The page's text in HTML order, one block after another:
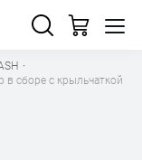
·
в сборе с крыльчаткой